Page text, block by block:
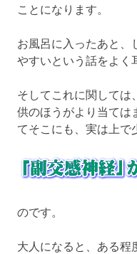
ことになります。
お風呂に入ったあと、
やすいという話をよく
そしてこれに関しては
供のほうがより当ては
てそこにも、実は上で
のです。
大人になると、ある程